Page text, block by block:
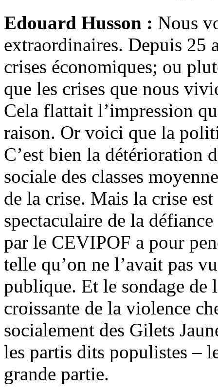
Edouard Husson : Nous
extraordinaires. Depuis 25
crises économiques; ou
que les crises que nous
Cela flattait l’impression
raison. Or voici que la
C’est bien la détérioration
sociale des classes
de la crise. Mais la crise
spectaculaire de la
par le CEVIPOF a pour
telle qu’on ne l’avait pas
publique. Et le sondage de
croissante de la violence
socialement des Gilets
les partis dits populistes –
grande partie.